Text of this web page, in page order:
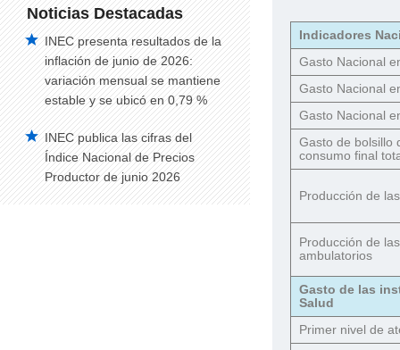
Estadísticas de Transporte
Vehículos Matriculados
Siniestros de Tránsito
Siniestros de tránsito trimestral
Vehículos Matriculados – Serie Histórica
2008-2014
Construcción
Noticias Destacadas
INEC presenta resultados de la
inflación de junio de 2026:
variación mensual se mantiene
estable y se ubicó en 0,79 %
INEC publica las cifras del
Índice Nacional de Precios
Productor de junio 2026
Indicadores
Gasto Nacional
Gasto Nacional
Gasto Nacional
Gasto de bolsillo
consumo final
Producción de
Producción de
ambulatorios
Gasto de las
Salud
Primer nivel de